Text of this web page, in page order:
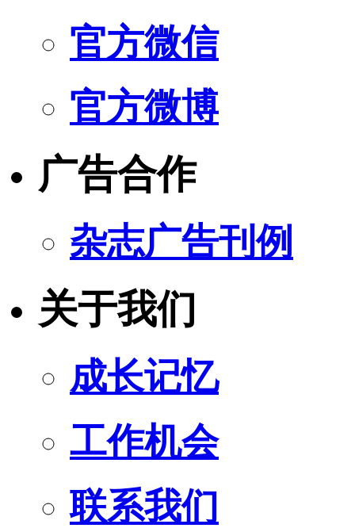
官方微信
官方微博
广告合作
杂志广告刊例
关于我们
成长记忆
工作机会
联系我们